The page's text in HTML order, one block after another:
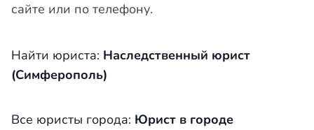
сайте или по телефону.
Найти юриста: Наследственный юрист
(Симферополь)
Все юристы города: Юрист в городе